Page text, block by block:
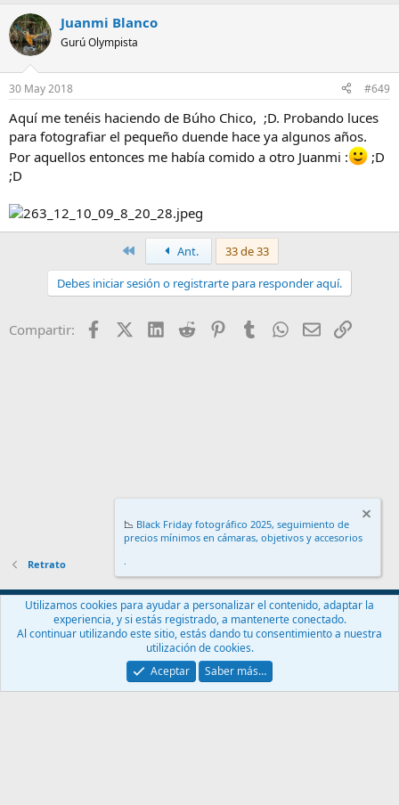
Juanmi Blanco
Gurú Olympista
30 May 2018 #649
Aquí me tenéis haciendo de Búho Chico, ;D. Probando luces
para fotografiar el pequeño duende hace ya algunos años.
Por aquellos entonces me había comido a otro Juanmi :
;D
;D
PrimeroAnt.
33 de 33
Debes iniciar sesión o registrarte para responder aquí.
Compartir: FacebookX (Twitter)
LinkedIn
Reddit PinterestTumblr WhatsApp
EmailEnlace
Retrato
Español (ES)
Contáctanos
Términos y reglas Política de privacidad
Ayuda
Community platform by XenForo® © 2010-2024 XenForo Ltd.
📉 Black Friday fotográfico 2025, seguimiento de
precios mínimos en cámaras, objetivos y accesorios
.
Utilizamos cookies para ayudar a personalizar el contenido, adaptar la
experiencia, y si estás registrado, a mantenerte conectado.
Al continuar utilizando este sitio, estás dando tu consentimiento a nuestra
utilización de cookies.
Aceptar
Saber más…